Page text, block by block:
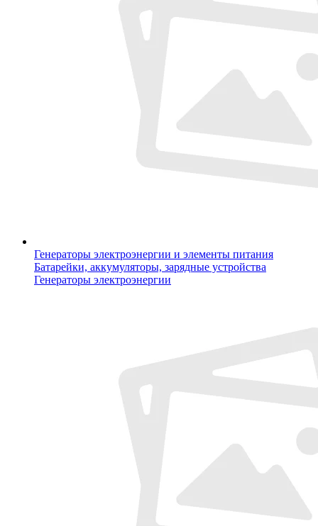
Генераторы электроэнергии и элементы питания
Батарейки, аккумуляторы, зарядные устройства
Генераторы электроэнергии